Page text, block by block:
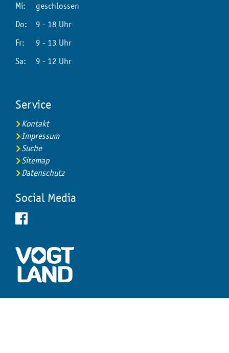
Mi:
geschlossen
Do:
9 - 18 Uhr
Fr:
9 - 13 Uhr
Sa:
9 - 12 Uhr
Service
Kontakt
Impressum
Suche
Sitemap
Datenschutz
Social Media